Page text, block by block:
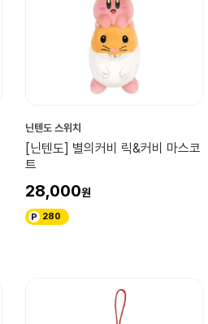
닌텐도 스위치
[닌텐도] 별의커비 릭&커비 마스코
트
28,000
280